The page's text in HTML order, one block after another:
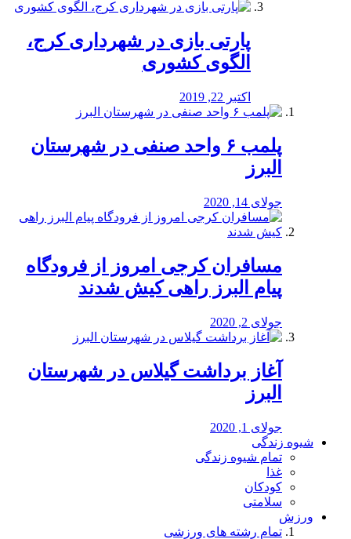
پارتی بازی در شهرداری کرج،
الگوی کشوری
اکتبر 22, 2019
پلمب ۶ واحد صنفی در شهرستان
البرز
جولای 14, 2020
مسافران کرجی امروز از فرودگاه
پیام البرز راهی کیش شدند
جولای 2, 2020
آغاز برداشت گیلاس در شهرستان
البرز
جولای 1, 2020
شیوه زندگی
تمام شیوه زندگی
غذا
کودکان
سلامتی
ورزش
تمام رشته های ورزشی